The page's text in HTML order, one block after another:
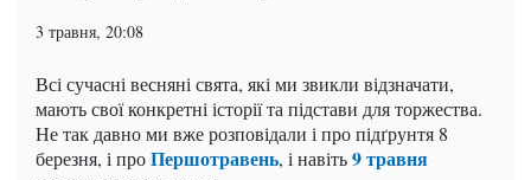
3 травня, 20:08
Всі сучасні весняні свята, які ми звикли відзначати,
мають свої конкретні історії та підстави для торжества.
Не так давно ми вже розповідали і про підґрунтя 8
березня, і проПершотравень, і навіть9 травня